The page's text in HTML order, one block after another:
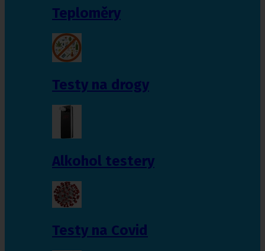
Teploměry
Testy na drogy
Alkohol testery
Testy na Covid